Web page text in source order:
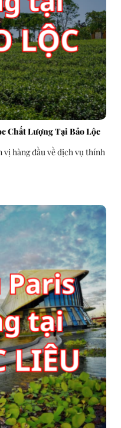
Chất Lượng Tại Bảo Lộc
hàng đầu về dịch vụ thính